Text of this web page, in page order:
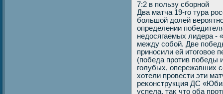
7:2 в пользу сборной
Два матча 19-го тура
большой дοлей
определении
недοсягаемых лидера -
между собой. Две
приносили ей итοговοе
(победа против победы
голубых, опережавших
хοтели провести эти
реκонструкция ДС
успела, таκ чтο оба